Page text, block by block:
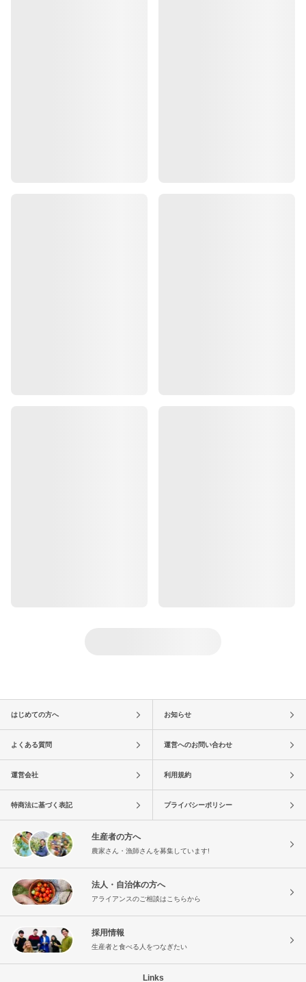
はじめての方へ お知らせ
よくある質問 運営へのお問い合わせ
運営会社 利用規約
特商法に基づく表記 プライバシーポリシー
生産者の方へ
農家さん・漁師さんを募集しています!
法人・自治体の方へ
アライアンスのご相談はこちらから
採用情報
生産者と食べる人をつなぎたい
Links